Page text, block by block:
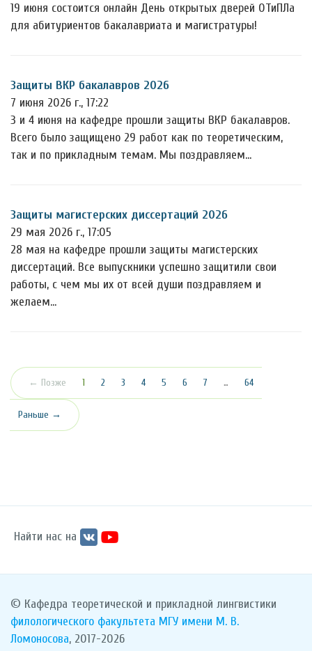
19 июня состоится онлайн День открытых дверей ОТиПЛа
для абитуриентов бакалавриата и магистратуры!
Защиты ВКР бакалавров 2026
7 июня 2026 г., 17:22
3 и 4 июня на кафедре прошли защиты ВКР бакалавров.
Всего было защищено 29 работ как по теоретическим,
так и по прикладным темам. Мы поздравляем…
Защиты магистерских диссертаций 2026
29 мая 2026 г., 17:05
28 мая на кафедре прошли защиты магистерских
диссертаций. Все выпускники успешно защитили свои
работы, с чем мы их от всей души поздравляем и
желаем…
← Позже 1 (текущая)
2 3 4 5 6 7 … 64
Раньше →
Найти нас на
© Кафедра теоретической и прикладной лингвистики
филологического факультета МГУ имени М. В.
Ломоносова, 2017-2026